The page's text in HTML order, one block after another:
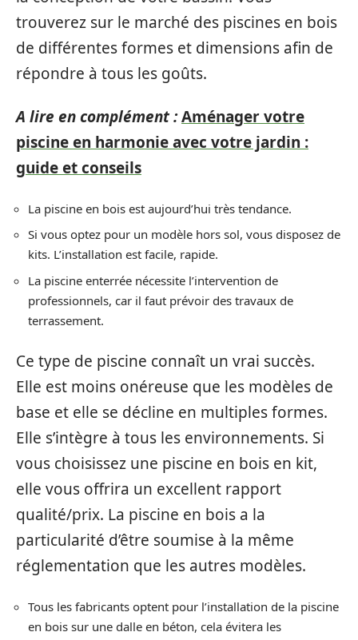
trouverez sur le marché des piscines en bois
de différentes formes et dimensions afin de
répondre à tous les goûts.
A lire en complément :Aménager votre
piscine en harmonie avec votre jardin :
guide et conseils
La piscine en bois est aujourd’hui très tendance.
Si vous optez pour un modèle hors sol, vous disposez de
kits. L’installation est facile, rapide.
La piscine enterrée nécessite l’intervention de
professionnels, car il faut prévoir des travaux de
terrassement.
Ce type de piscine connaît un vrai succès.
Elle est moins onéreuse que les modèles de
base et elle se décline en multiples formes.
Elle s’intègre à tous les environnements. Si
vous choisissez une piscine en bois en kit,
elle vous offrira un excellent rapport
qualité/prix. La piscine en bois a la
particularité d’être soumise à la même
réglementation que les autres modèles.
Tous les fabricants optent pour l’installation de la piscine
en bois sur une dalle en béton, cela évitera les